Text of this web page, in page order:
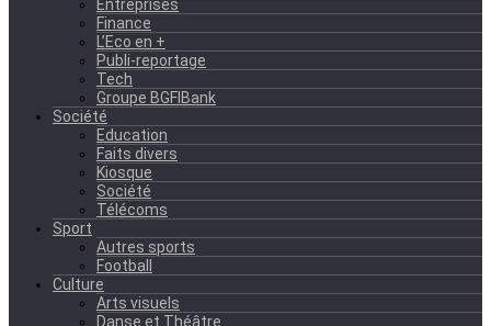
Entreprises
Finance
L’Eco en +
Publi-reportage
Tech
Groupe BGFIBank
Société
Education
Faits divers
Kiosque
Société
Télécoms
Sport
Autres sports
Football
Culture
Arts visuels
Danse et Théâtre